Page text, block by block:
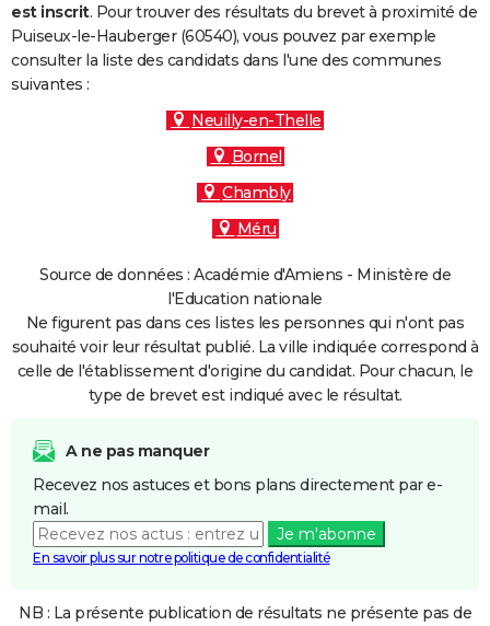
S'inscrire
Se connecter
Lycées
Collèges
Primaires
Universités
Entreprises
Service militaire
Avis de recherche
AVIS DE DÉCÈS
FORUM
est inscrit. Pour trouver des résultats du brevet à proximité de
Puiseux-le-Hauberger (60540), vous pouvez par exemple
consulter la liste des candidats dans l'une des communes
suivantes :
Neuilly-en-Thelle
Bornel
Chambly
Méru
Source de données : Académie d'Amiens - Ministère de
l'Education nationale
Ne figurent pas dans ces listes les personnes qui n'ont pas
souhaité voir leur résultat publié. La ville indiquée correspond à
celle de l'établissement d'origine du candidat. Pour chacun, le
type de brevet est indiqué avec le résultat.
A ne pas manquer
Recevez nos astuces et bons plans directement par e-
mail.
Je m'abonne
En savoir plus sur notre politique de confidentialité
NB : La présente publication de résultats ne présente pas de